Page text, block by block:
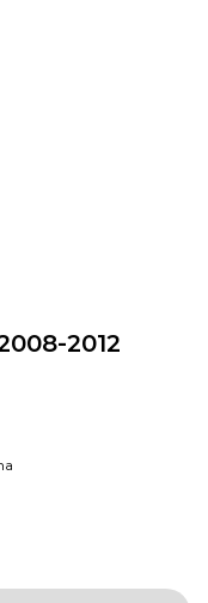
2012